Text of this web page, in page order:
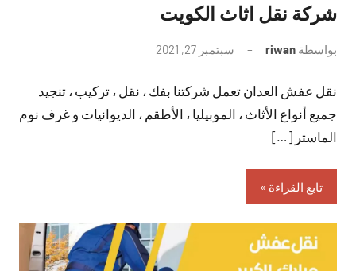
شركة نقل اثاث الكويت
بواسطة riwan سبتمبر 27, 2021
تعليقات
نقل عفش العدان تعمل شركتنا بفك ، نقل ، تركيب ، تنجيد
جميع أنواع الأثاث ، الموبيليا ، الأطقم ، الديوانيات و غرف نوم
الماستر […]
تابع القراءة